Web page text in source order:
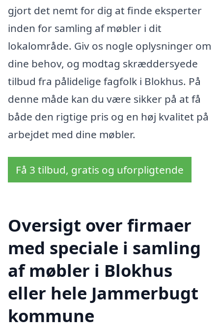
gjort det nemt for dig at finde eksperter
inden for samling af møbler i dit
lokalområde. Giv os nogle oplysninger om
dine behov, og modtag skræddersyede
tilbud fra pålidelige fagfolk i Blokhus. På
denne måde kan du være sikker på at få
både den rigtige pris og en høj kvalitet på
arbejdet med dine møbler.
Få 3 tilbud, gratis og uforpligtende
Oversigt over firmaer
med speciale i samling
af møbler i Blokhus
eller hele Jammerbugt
kommune